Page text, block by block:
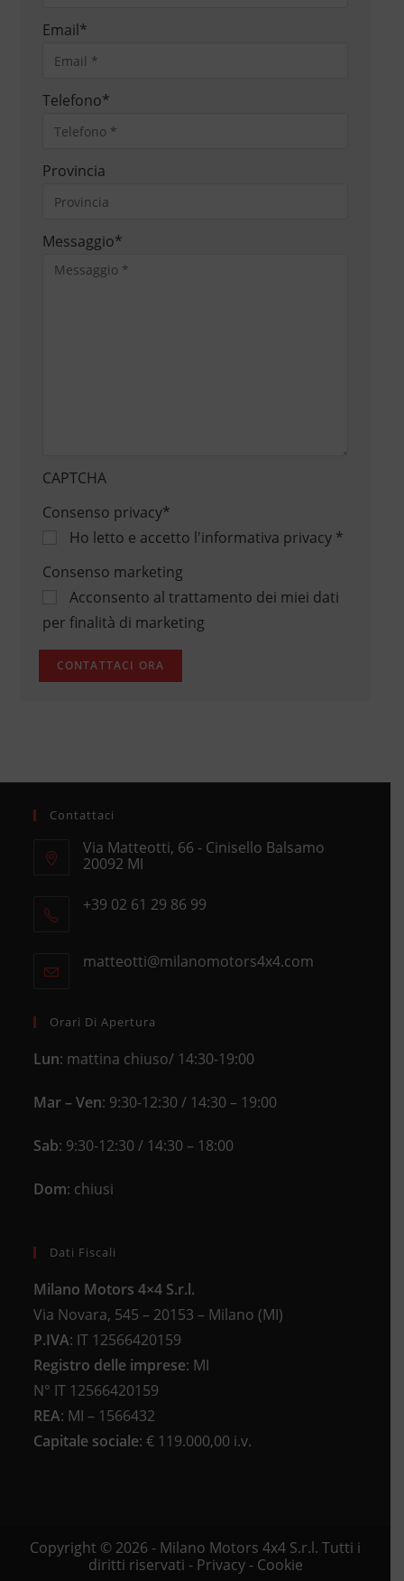
Email*
Telefono*
Provincia
Messaggio*
CAPTCHA
Consenso privacy*
Ho letto e accetto l'informativa privacy*
Consenso marketing
Acconsento al trattamento dei miei dati
per finalità di marketing
Contattaci
Via Matteotti, 66 - Cinisello Balsamo
20092 MI
in
+39 02 61 29 86 99
your
matteotti@milanomotors4x4.comOpens
Orari Di Apertura
Lun: mattina chiuso/ 14:30-19:00
Mar – Ven: 9:30-12:30 / 14:30 – 19:00
Sab: 9:30-12:30 / 14:30 – 18:00
Dom: chiusi
Dati Fiscali
Milano Motors 4×4 S.r.l.
Via Novara, 545 – 20153 – Milano (MI)
P.IVA: IT 12566420159
Registro delle imprese: MI
N° IT 12566420159
REA: MI – 1566432
Capitale sociale: € 119.000,00 i.v.
Copyright © 2026 - Milano Motors 4x4 S.r.l. Tutti i
diritti riservati - Privacy- Cookie